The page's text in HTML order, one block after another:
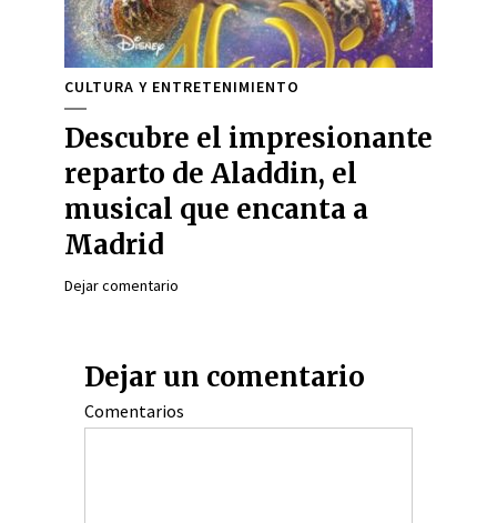
CULTURA Y ENTRETENIMIENTO
Descubre el impresionante
reparto de Aladdin, el
musical que encanta a
Madrid
Dejar comentario
Dejar un comentario
Comentarios